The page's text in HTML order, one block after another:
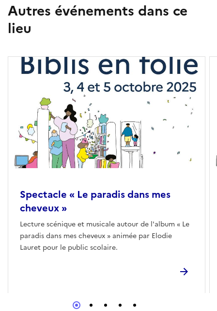
Autres événements dans ce
lieu
Spectacle « Le paradis dans mes
cheveux »
Lecture scénique et musicale autour de l'album « Le
paradis dans mes cheveux » animée par Elodie
Lauret pour le public scolaire.